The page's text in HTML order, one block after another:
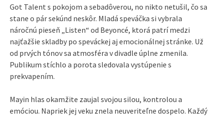
Got Talent s pokojom a sebadôverou, no nikto netušil, čo sa
stane o pár sekúnd neskôr. Mladá speváčka si vybrala
náročnú pieseň „Listen“ od Beyoncé, ktorá patrí medzi
najťažšie skladby po speváckej aj emocionálnej stránke. Už
od prvých tónov sa atmosféra v divadle úplne zmenila.
Publikum stíchlo a porota sledovala vystúpenie s
prekvapením.
Mayin hlas okamžite zaujal svojou silou, kontrolou a
emóciou. Napriek jej veku znela neuveriteľne dospelo. Každý